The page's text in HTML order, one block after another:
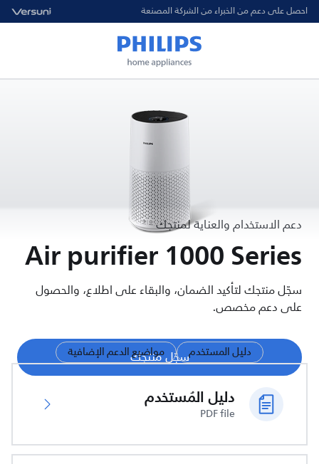
احصل على دعم من الخبراء من الشركة المصنعة
دعم الاستخدام والعناية لمنتجك
Air purifier 1000 Series
سجّل منتجك لتأكيد الضمان، والبقاء على اطلاع، والحصول
على دعم مخصص.
سجّل منتجكدليل المستخدم مواضيع الدعم الإضافية
دليل المُستخدم
PDF file